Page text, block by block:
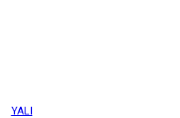
YALI